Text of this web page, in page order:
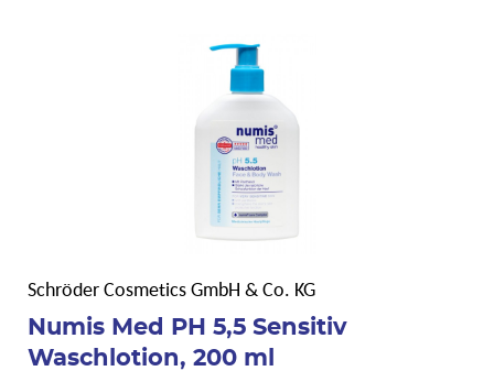
Schröder Cosmetics GmbH & Co. KG
Numis Med PH 5,5 Sensitiv
Waschlotion, 200 ml